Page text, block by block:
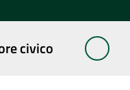
civico